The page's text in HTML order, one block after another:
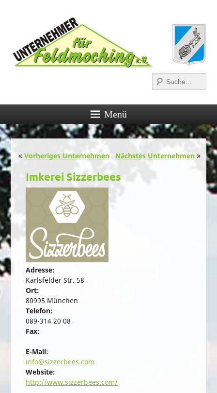
Menü
Post navigation
« Vorheriges Unternehmen Nächstes Unternehmen»
Imkerei Sizzerbees
Adresse:
Karlsfelder Str. 58
Ort:
80995 München
Telefon:
089-314 20 08
Fax:
E-Mail:
info@sizzerbees.com
Website:
http://www.sizzerbees.com/